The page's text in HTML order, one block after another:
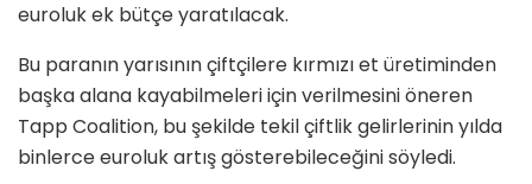
euroluk ek bütçe yaratılacak.
Bu paranın yarısının çiftçilere kırmızı et üretiminden
başka alana kayabilmeleri için verilmesini öneren
Tapp Coalition, bu şekilde tekil çiftlik gelirlerinin yılda
binlerce euroluk artış gösterebileceğini söyledi.